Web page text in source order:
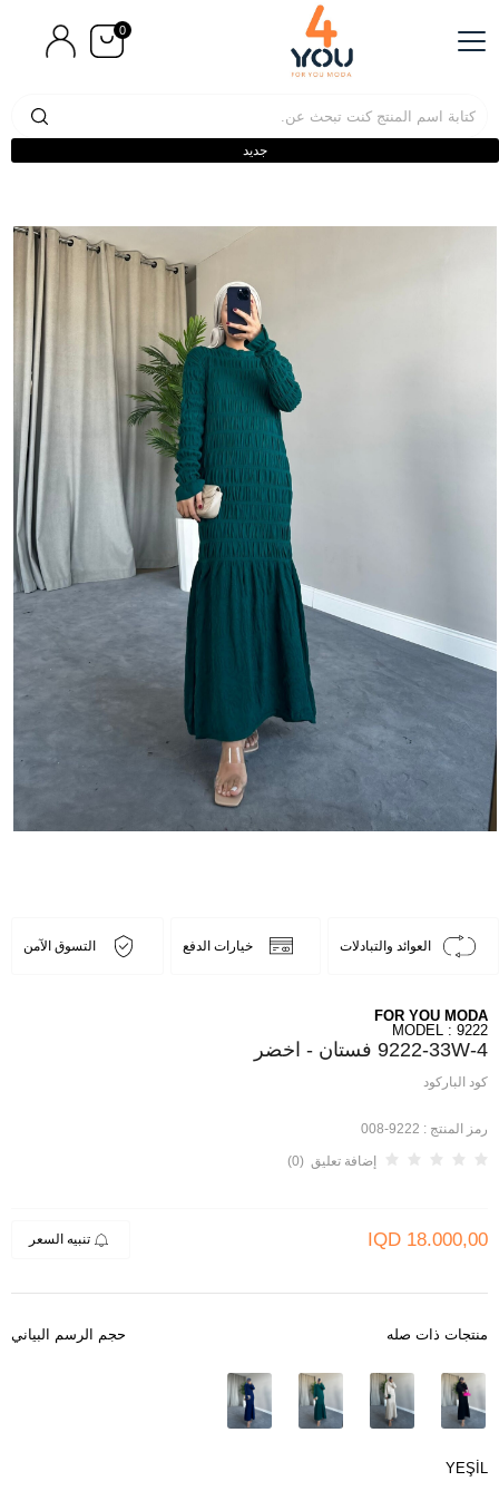
0
جديد
العوائد والتبادلات خيارات الدفع التسوق الآمن
FOR YOU MODA
MODEL : 9222
9222-33W-4 فستان - اخضر
كود الباركود
رمز المنتج : 9222-008
إضافة تعليق (0)
18.000,00 تنبيه السعر
حجم الرسم البياني منتجات ذات صله
YEŞİL